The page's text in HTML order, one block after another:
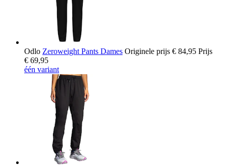
Odlo Zeroweight Pants Dames Originele prijs € 84,95 Prijs
€ 69,95
één variant